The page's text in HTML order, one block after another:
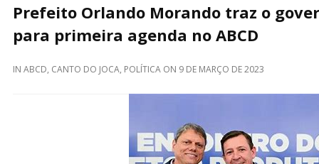
Prefeito Orlando Morando traz o
para primeira agenda no ABCD
IN ABCD, CANTO DO JOCA, POLÍTICA ON 9 DE MARÇO DE 2023